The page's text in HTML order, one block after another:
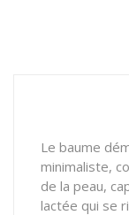
Le baume
minimaliste,
de la peau,
lactée qui se